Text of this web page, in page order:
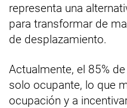
representa una
para transformar de
de desplazamiento.
Actualmente, el 85%
solo ocupante, lo que
ocupación y a